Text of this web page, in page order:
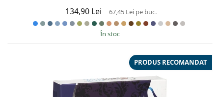
134,90 Lei 67,45 Leipe buc.
În stoc
PRODUS RECOMANDAT